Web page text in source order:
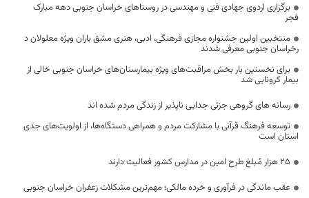
برگزاری اردوی جهادی فنی و مهندسی در روستاهای خراسان جنوبی دهه مبارک
فجر
منتخبین اولین جشنواره مجازی فرهنگی، ادبی، هنری مشق باران ویژه معلولان د
رخراسان جنوبی معرفی شدند
برای نخستین بار بخش مراقبت‌های ویژه بیمارستان‌های خراسان جنوبی خالی از
بیمار کرونایی شد
رسانه های گروهی جزئی جدایی ناپذیر از زندگی مردم شده اند
توسعه فرهنگ قرآنی با مشارکت مردم و همراهی دستگاه‌ها، از اولویت‌های جدی
استان است
۲۵ هزار مُبلغ طرح امین در مدارس کشور فعالیت دارند
عقب ماندگی در فرآوری و خرده مالکی؛ مهم‌ترین مشکلات زعفران خراسان جنوبی